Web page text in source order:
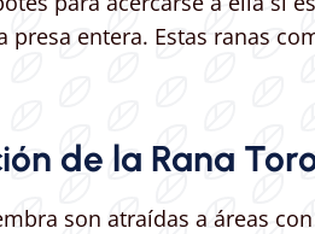
presa entera. Estas ranas
de la Rana
son atraídas a áreas